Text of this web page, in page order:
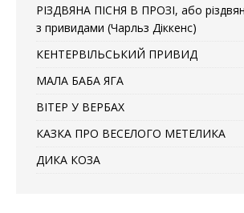
РІЗДВЯНА ПІСНЯ В ПРОЗІ, або
з привидами (Чарльз Діккенс)
КЕНТЕРВІЛЬСЬКИЙ ПРИВИД
МАЛА БАБА ЯГА
ВІТЕР У ВЕРБАХ
КАЗКА ПРО ВЕСЕЛОГО МЕТЕЛИКА
ДИКА КОЗА